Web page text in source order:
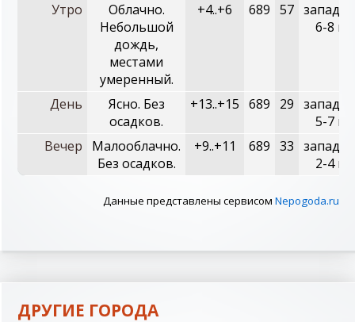
Утро
Облачно.
Небольшой
дождь,
местами
умеренный.
+4..+6 689 57
6-8 м/
День
Ясно. Без
осадков.
+13..+15 689 29
5-7 м/
Вечер
Малооблачно.
Без осадков.
+9..+11 689 33
2-4 м/
Данные представлены сервисом Nepogoda.ru
ДРУГИЕ ГОРОДА